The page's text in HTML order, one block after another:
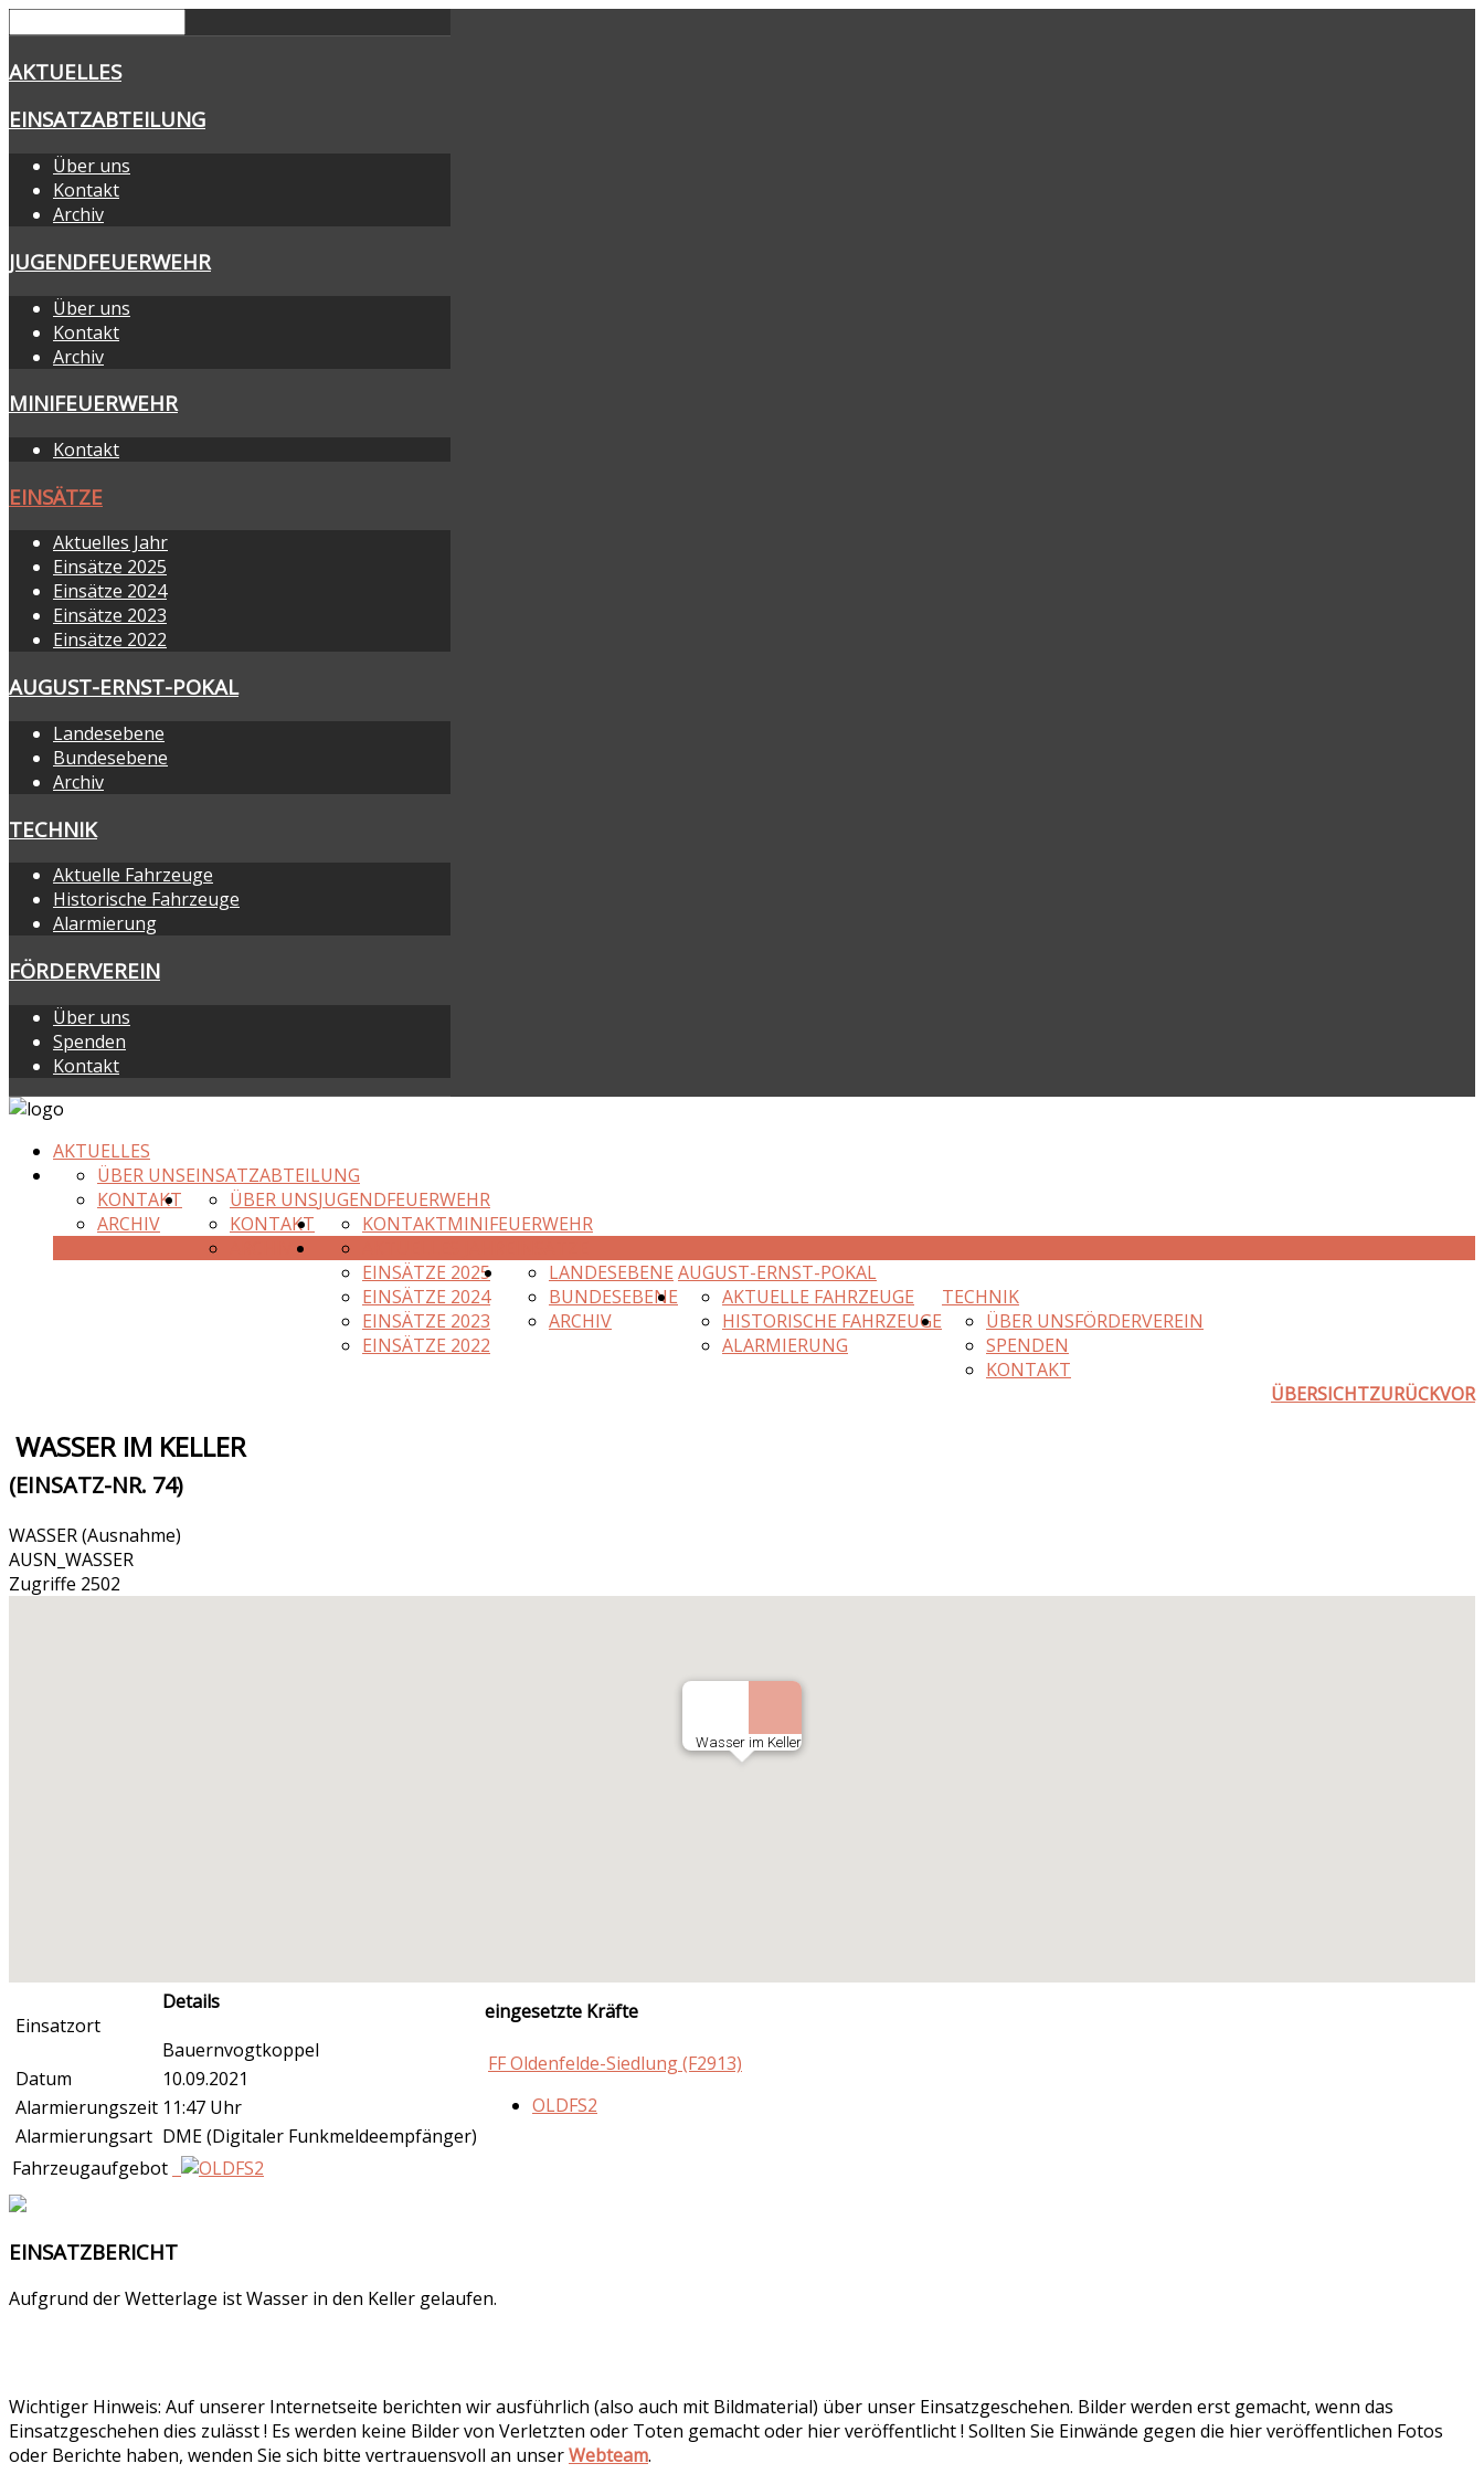
AKTUELLES
EINSATZABTEILUNG
Über uns
Kontakt
Archiv
JUGENDFEUERWEHR
Über uns
Kontakt
Archiv
MINIFEUERWEHR
Kontakt
EINSÄTZE
Aktuelles Jahr
Einsätze 2025
Einsätze 2024
Einsätze 2023
Einsätze 2022
AUGUST-ERNST-POKAL
Landesebene
Bundesebene
Archiv
TECHNIK
Aktuelle Fahrzeuge
Historische Fahrzeuge
Alarmierung
FÖRDERVEREIN
Über uns
Spenden
Kontakt
AKTUELLES
EINSATZABTEILUNG
ÜBER UNS
KONTAKT
ARCHIV
JUGENDFEUERWEHR
ÜBER UNS
KONTAKT
MINIFEUERWEHR
KONTAKT
EINSÄTZE 2025
EINSÄTZE 2024
EINSÄTZE 2023
EINSÄTZE 2022
AUGUST-ERNST-POKAL
LANDESEBENE
BUNDESEBENE
ARCHIV
TECHNIK
AKTUELLE FAHRZEUGE
HISTORISCHE FAHRZEUGE
ALARMIERUNG
FÖRDERVEREIN
ÜBER UNS
SPENDEN
KONTAKT
ÜBERSICHTZURÜCKVOR
WASSER IM KELLER
(EINSATZ-NR. 74)
WASSER (Ausnahme)
AUSN_WASSER
Zugriffe 2502
Wasser im Keller
Einsatzort
Details
Bauernvogtkoppel
Datum
10.09.2021
Alarmierungszeit 11:47 Uhr
Alarmierungsart DME (Digitaler Funkmeldeempfänger)
eingesetzte Kräfte
FF Oldenfelde-Siedlung (F2913)
OLDFS2
Fahrzeugaufgebot
EINSATZBERICHT
Aufgrund der Wetterlage ist Wasser in den Keller gelaufen.
Wichtiger Hinweis: Auf unserer Internetseite berichten wir ausführlich (also auch mit Bildmaterial) über unser Einsatzgeschehen. Bilder werden erst gemacht, wenn das
Einsatzgeschehen dies zulässt ! Es werden keine Bilder von Verletzten oder Toten gemacht oder hier veröffentlicht ! Sollten Sie Einwände gegen die hier veröffentlichen Fotos
oder Berichte haben, wenden Sie sich bitte vertrauensvoll an unserWebteam.